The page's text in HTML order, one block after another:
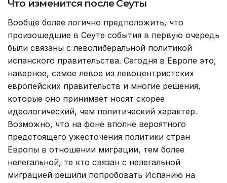
Что изменится после Сеуты
Вообще более логично предположить, что
произошедшие в Сеуте события в первую очередь
были связаны с леволиберальной политикой
испанского правительства. Сегодня в Европе это,
наверное, самое левое из левоцентристских
европейских правительств и многие решения,
которые оно принимает носят скорее
идеологический, чем политический характер.
Возможно, что на фоне вполне вероятного
предстоящего ужесточения политики стран
Европы в отношении миграции, тем более
нелегальной, те кто связан с нелегальной
миграцией решили попробовать Испанию на